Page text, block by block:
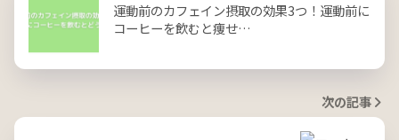
運動前のカフェイン摂取の効果3つ！運動前に
コーヒーを飲むと痩せ…
次の記事